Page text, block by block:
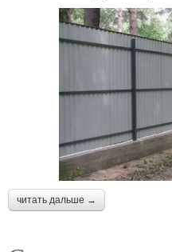
читать дальше →